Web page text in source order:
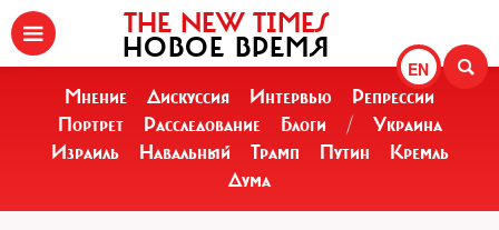
EN
THE NEW TIMES
НОВОЕ ВРЕМЯ
Мнение Дискуссия Интервью
Репрессии
Портрет
Расследование Блоги /
Украина
Израиль
Навальный Трамп Путин
Кремль
Дума